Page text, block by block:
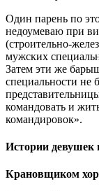
Один парень по
недоумеваю при
(строительно-
мужских
Затем эти же
специальности не
командовать и
командировок».
Истории девушек
Крановщиком